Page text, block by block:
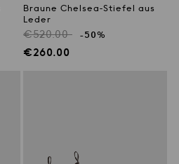
Braune Chelsea-Stiefel aus
Leder
Regulärer
Preis
€520.00 -50%
Verkaufspreis
€260.00